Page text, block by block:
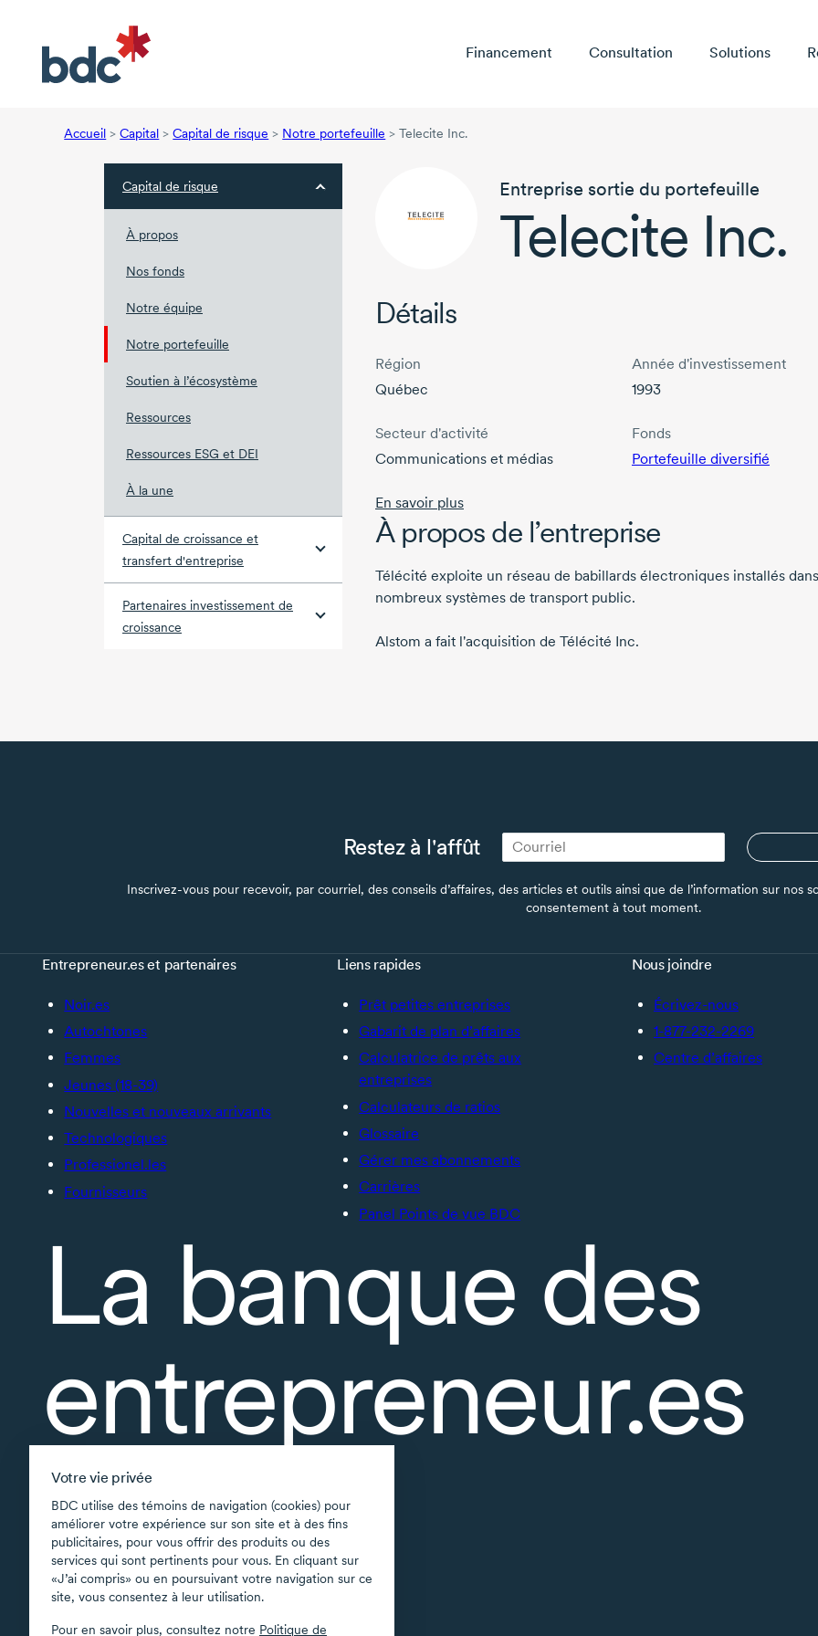
Votre vie privée
BDC utilise des témoins de navigation (cookies) pour
améliorer votre expérience sur son site et à des fins
publicitaires, pour vous offrir des produits ou des
services qui sont pertinents pour vous. En cliquant sur
«J’ai compris» ou en poursuivant votre navigation sur ce
site, vous consentez à leur utilisation.
Pour en savoir plus, consultez notre Politique de
Financement Consultation Solutions
Accueil > Capital > Capital de risque > Notre portefeuille > Telecite Inc.
Capital de risque
À propos
Nos fonds
Notre équipe
Notre portefeuille
Soutien à l’écosystème
Ressources
Ressources ESG et DEI
À la une
Capital de croissance et
transfert d'entreprise
Partenaires investissement de
croissance
Entreprise sortie du portefeuille
Telecite Inc.
Détails
Région
Québec
Secteur d'activité
Communications et médias
Année d'investissement
1993
Fonds
Portefeuille diversifié
En savoir plus
À propos de l’entreprise
Télécité exploite un réseau de babillards électroniques installés
nombreux systèmes de transport public.
Alstom a fait l'acquisition de Télécité Inc.
Restez à l'affût
Inscrivez-vous pour recevoir, par courriel, des conseils d’affaires, des articles et outils ainsi que de l’information sur
consentement à tout moment.
Entrepreneur.es et partenaires
Noir.es
Autochtones
Femmes
Jeunes (18-39)
Nouvelles et nouveaux arrivants
Technologiques
Professionel.les
Fournisseurs
Liens rapides
Prêt petites entreprises
Gabarit de plan d’affaires
Calculatrice de prêts aux
entreprises
Calculateurs de ratios
Glossaire
Gérer mes abonnements
Carrières
Panel Points de vue BDC
Nous joindre
Écrivez-nous
1-877-232-2269
Centre d’affaires
La banque des
entrepreneur.es
À propos
Accessibilité
Applications soutenues
Carte du site
Conditions d’utilisation
Confidentialité